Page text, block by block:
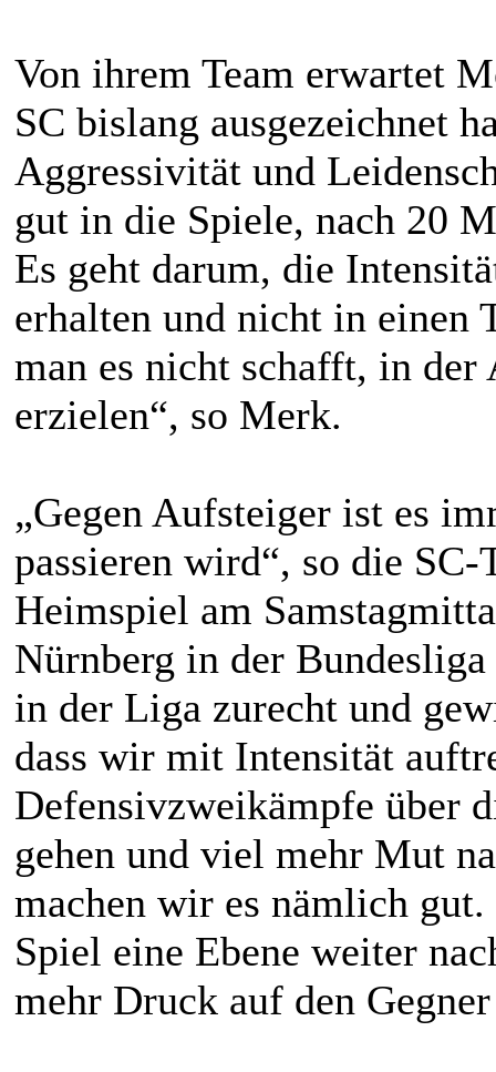
Von ihrem Team erwartet
SC bislang ausgezeichnet
Aggressivität und
gut in die Spiele, nach 20
Es geht darum, die
erhalten und nicht in einen
man es nicht schafft, in der
erzielen“, so Merk.
„Gegen Aufsteiger ist es
passieren wird“, so die
Heimspiel am
Nürnberg in der
in der Liga zurecht und
dass wir mit Intensität
Defensivzweikämpfe über
gehen und viel mehr Mut
machen wir es nämlich
Spiel eine Ebene weiter
mehr Druck auf den